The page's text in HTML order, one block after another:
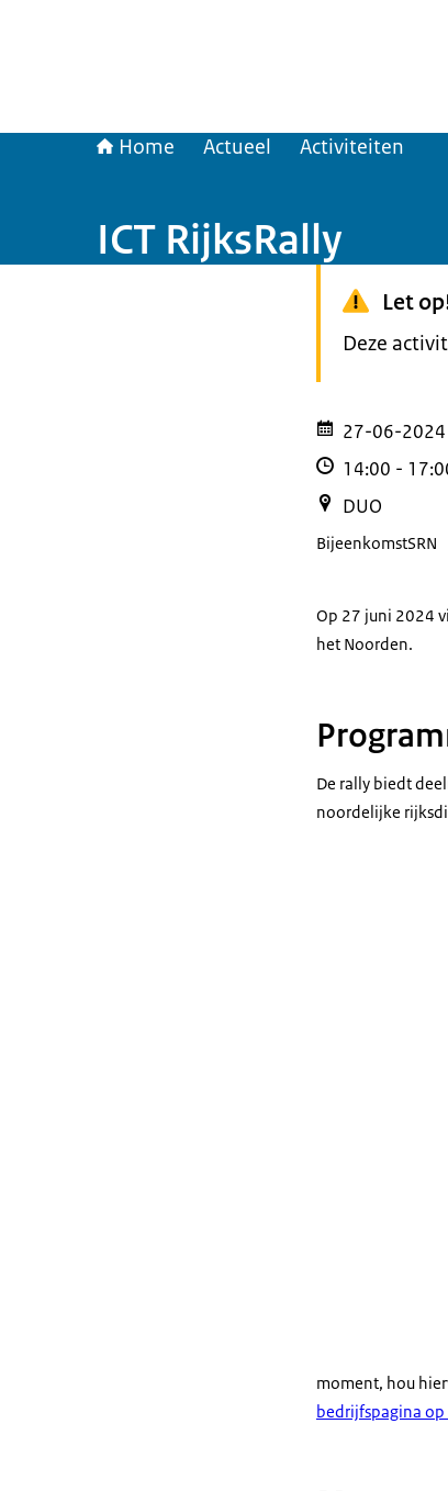
Home Actueel Activiteiten
ICT RijksRally
Let
Deze
27-06-2024
14:00 -
DUO
BijeenkomstSRN
Op 27 juni 2024
het Noorden.
De rally biedt
noordelijke
moment, hou
bedrijfspagina